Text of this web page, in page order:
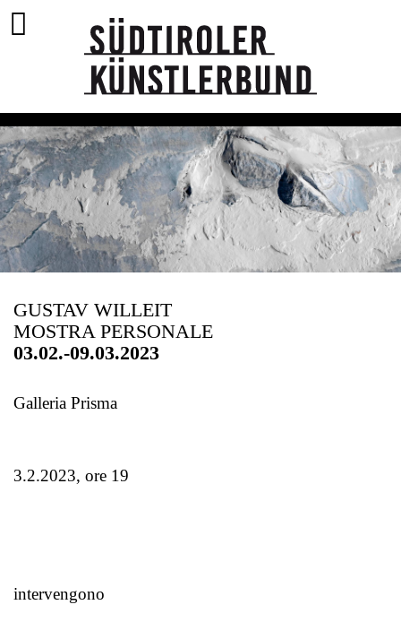
GUSTAV WILLEIT
MOSTRA PERSONALE
03.02.-09.03.2023
Galleria Prisma
3.2.2023, ore 19
intervengono